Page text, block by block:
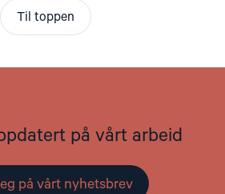
Til toppen
på vårt arbeid
på vårt nyhetsbrev